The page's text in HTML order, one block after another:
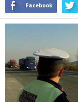
Facebook